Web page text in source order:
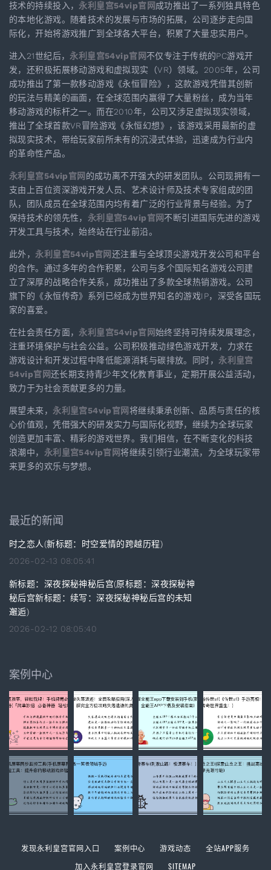
技术的持续投入， 永利皇宫54vip官网成功推出了一系列独具特色
的本地化游戏。随着技术的发展与市场的拓展，公司逐步走向国
际化，开始将游戏推广到全球各大平台，积累了大量忠实用户。
进入21世纪后， 永利皇宫54vip官网不仅专注于传统的PC游戏开
发，还积极拓展移动游戏和虚拟现实（VR）领域。2005年，公司
成功推出了第一款移动游戏《永恒冒险》，这款游戏凭借其创新
的玩法与精美的画面，在全球范围内赢得了大量粉丝，成为当年
移动游戏的标杆之一。而在2010年，公司又涉足虚拟现实领域，
推出了全球首款VR冒险游戏《永恒幻想》，该游戏采用最新的虚
拟现实技术，带给玩家前所未有的沉浸式体验，迅速成为行业内
的革命性产品。
永利皇宫54vip官网 的成功离不开强大的研发团队。公司现拥有一
支由上百位资深游戏开发人员、艺术设计师及技术专家组成的团
队，团队成员在全球范围内均有着广泛的行业背景与经验。为了
保持技术的领先性， 永利皇宫54vip官网不断引进国际先进的游戏
开发工具与技术，始终站在行业前沿。
此外， 永利皇宫54vip官网还注重与全球顶尖游戏开发公司和平台
的合作。通过多年的合作积累，公司与多个国际知名游戏公司建
立了深厚的战略合作关系，成功推出了多款全球热销游戏。公司
旗下的《永恒传奇》系列已经成为世界知名的游戏IP，深受各国玩
家的喜爱。
在社会责任方面， 永利皇宫54vip官网始终坚持可持续发展理念，
注重环境保护与社会公益。公司积极推动绿色游戏开发，力求在
游戏设计和开发过程中降低能源消耗与碳排放。同时， 永利皇宫
54vip官网还长期支持青少年文化教育事业，定期开展公益活动，
致力于为社会贡献更多的力量。
展望未来， 永利皇宫54vip官网 将继续秉承创新、品质与责任的核
心价值观，凭借强大的研发实力与国际化视野，继续为全球玩家
创造更加丰富、精彩的游戏世界。我们相信，在不断变化的科技
浪潮中， 永利皇宫54vip官网将继续引领行业潮流，为全球玩家带
来更多的欢乐与梦想。
最近的新闻
时之恋人(新标题：时空爱情的跨越历程)
2026-02-13 08:05:41
新标题：深夜探秘神秘后宫(原标题：深夜探秘神
秘后宫新标题：续写：深夜探秘神秘后宫的未知
邂逅)
2026-02-12 08:05:40
案例中心
发现永利皇宫官网入口 案例中心 游戏动态
全站APP服务
加入永利皇宫登录官网
SITEMAP